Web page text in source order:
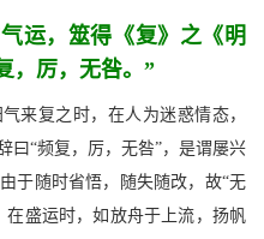
运，筮得《复》之《明
，厉，无咎。”
来复之时，在人为迷惑情态，
曰“频复，厉，无咎”，是谓屡兴
于随时省悟，随失随改，故“无
在盛运时，如放舟于上流，扬帆